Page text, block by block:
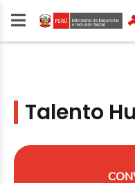
Talento